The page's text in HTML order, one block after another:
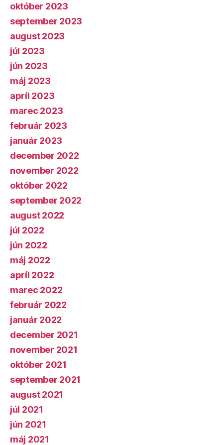
október 2023
september 2023
august 2023
júl 2023
jún 2023
máj 2023
apríl 2023
marec 2023
február 2023
január 2023
december 2022
november 2022
október 2022
september 2022
august 2022
júl 2022
jún 2022
máj 2022
apríl 2022
marec 2022
február 2022
január 2022
december 2021
november 2021
október 2021
september 2021
august 2021
júl 2021
jún 2021
máj 2021